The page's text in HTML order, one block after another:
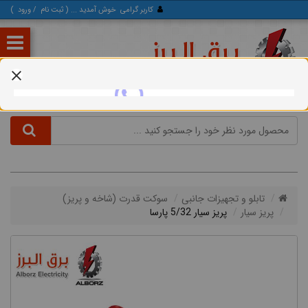
کاربر گرامی خوش آمدید ... ( ثبت‌ نام /ورود )
تابلو و تجهیزات جانبی
سوكت قدرت (شاخه و پريز)
پریز سیار
پریز سیار 5/32 پارسا